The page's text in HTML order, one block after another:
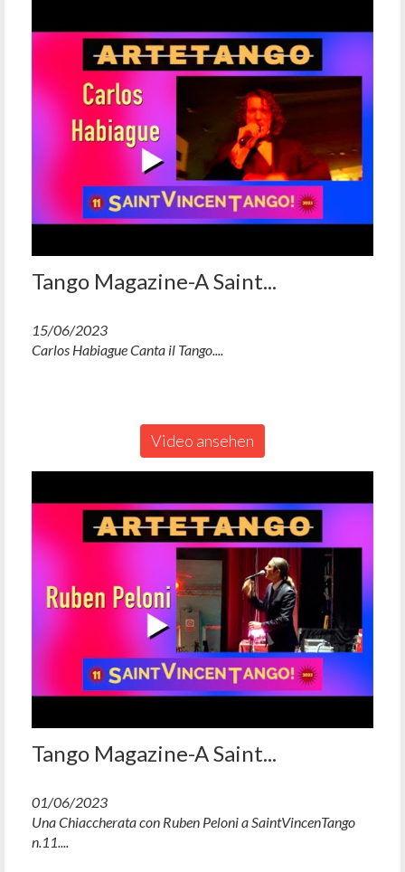
Tango Magazine-A Saint...
15/06/2023
Carlos Habiague Canta il Tango....
Video ansehen
Tango Magazine-A Saint...
01/06/2023
Una Chiaccherata con Ruben Peloni a SaintVincenTango
n.11....